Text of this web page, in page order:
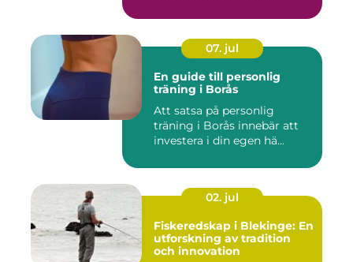
07. jul
En guide till personlig
träning i Borås
Att satsa på personlig
träning i Borås innebär att
investera i din egen hä...
02. jul
Fiskeredskap i Blekinge: En
utforskning av tradition
och innovation